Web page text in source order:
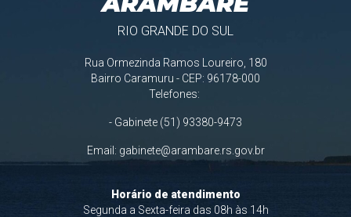
RIO GRANDE DO SUL
Rua Ormezinda Ramos Loureiro, 180
Bairro Caramuru - CEP: 96178-000
Telefones:
- Gabinete (51) 93380-9473
Email: gabinete@arambare.rs.gov.br
Horário de atendimento
Segunda a Sexta-feira das 08h às 14h